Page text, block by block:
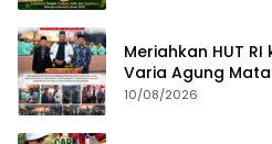
Meriahkan HUT
Varia Agung
Lampung Tengah
10/08/2026